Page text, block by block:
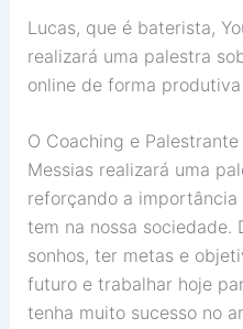
Lucas, que é baterista,
realizará uma palestra
online de forma
O Coaching e
Messias realizará uma
reforçando a
tem na nossa sociedade.
sonhos, ter metas e
futuro e trabalhar hoje
tenha muito sucesso no